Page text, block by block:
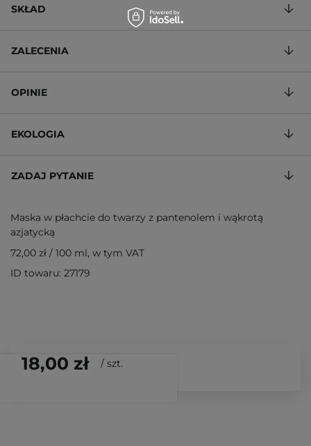
18,00 zł / szt.
SKŁAD
ZALECENIA
OPINIE
EKOLOGIA
ZADAJ PYTANIE
Maska w płachcie do twarzy z pantenolem i wąkrotą
azjatycką
72,00 zł / 100 ml, w tym VAT
ID towaru: 27179